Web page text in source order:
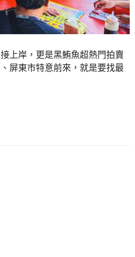
上岸，更是黑鮪魚超熱門拍賣
屏東市特意前來，就是要找最